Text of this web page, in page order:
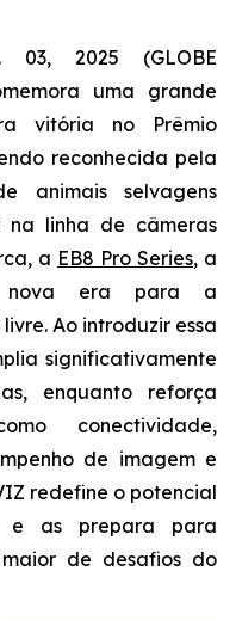
03, 2025 (GLOBE
uma grande
vitória no Prêmio
reconhecida pela
animais selvagens
na linha de câmeras
a EB8 Pro Series, a
nova era para a
Ao introduzir essa
significativamente
enquanto reforça
conectividade,
de imagem e
redefine o potencial
e as prepara para
de desafios do